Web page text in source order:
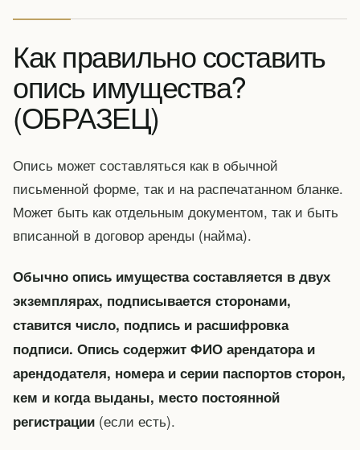
Как правильно составить
опись имущества?
(ОБРАЗЕЦ)
Опись может составляться как в обычной
письменной форме, так и на распечатанном бланке.
Может быть как отдельным документом, так и быть
вписанной в договор аренды (найма).
Обычно опись имущества составляется в двух
экземплярах, подписывается сторонами,
ставится число, подпись и расшифровка
подписи. Опись содержит ФИО арендатора и
арендодателя, номера и серии паспортов сторон,
кем и когда выданы, место постоянной
регистрации (если есть).